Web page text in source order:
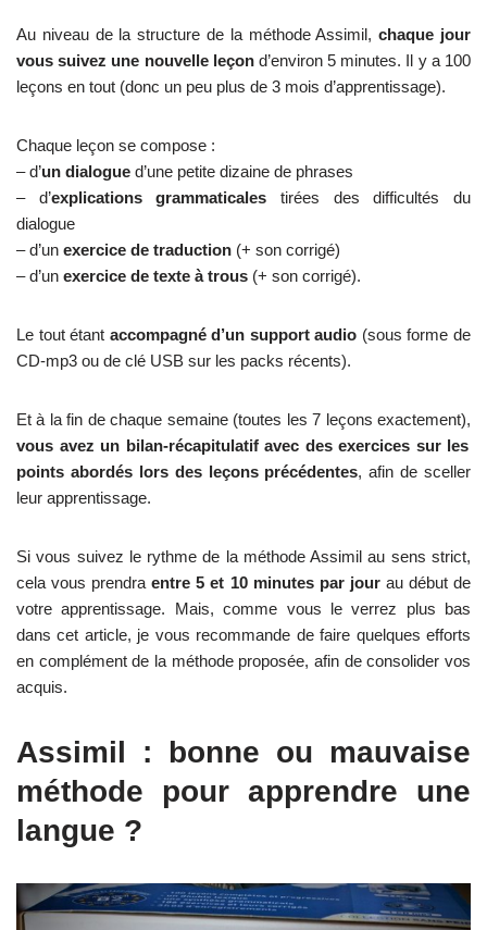
Au niveau de la structure de la méthode Assimil, chaque jour
vous suivez une nouvelle leçond’environ 5 minutes. Il y a 100
leçons en tout (donc un peu plus de 3 mois d’apprentissage).
Chaque leçon se compose :
– d’un dialogue d’une petite dizaine de phrases
– d’explications grammaticales tirées des difficultés du
dialogue
– d’un exercice de traduction (+ son corrigé)
– d’un exercice de texte à trous (+ son corrigé).
Le tout étant accompagné d’un support audio (sous forme de
CD-mp3 ou de clé USB sur les packs récents).
Et à la fin de chaque semaine (toutes les 7 leçons exactement),
vous avez un bilan-récapitulatif avec des exercices sur les
points abordés lors des leçons précédentes, afin de sceller
leur apprentissage.
Si vous suivez le rythme de la méthode Assimil au sens strict,
cela vous prendra entre 5 et 10 minutes par jourau début de
votre apprentissage. Mais, comme vous le verrez plus bas
dans cet article, je vous recommande de faire quelques efforts
en complément de la méthode proposée, afin de consolider vos
acquis.
Assimil : bonne ou mauvaise
méthode pour apprendre une
langue ?